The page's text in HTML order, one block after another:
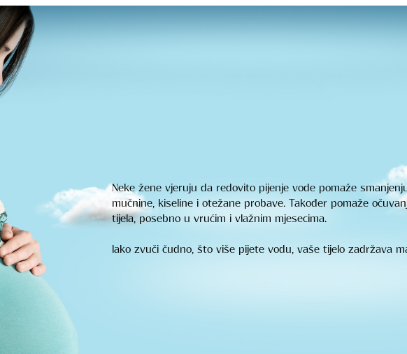
Neke žene vjeruju da redovito pijenje vode pomaže
mučnine, kiseline i otežane probave. Također pomaže
tijela, posebno u vrućim i vlažnim mjesecima.
Iako zvuči čudno, što više pijete vodu, vaše tijelo zadržava